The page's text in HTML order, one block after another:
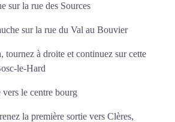
sur la rue des Sources
sur la rue du Val au Bouvier
tournez à droite et continuez sur cette
le-Hard
vers le centre bourg
la première sortie vers Clères,